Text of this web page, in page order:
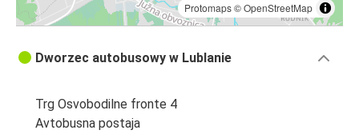
Protomaps©OpenStreetMap
Dworzec autobusowy w Lublanie
Trg Osvobodilne fronte 4
Avtobusna postaja